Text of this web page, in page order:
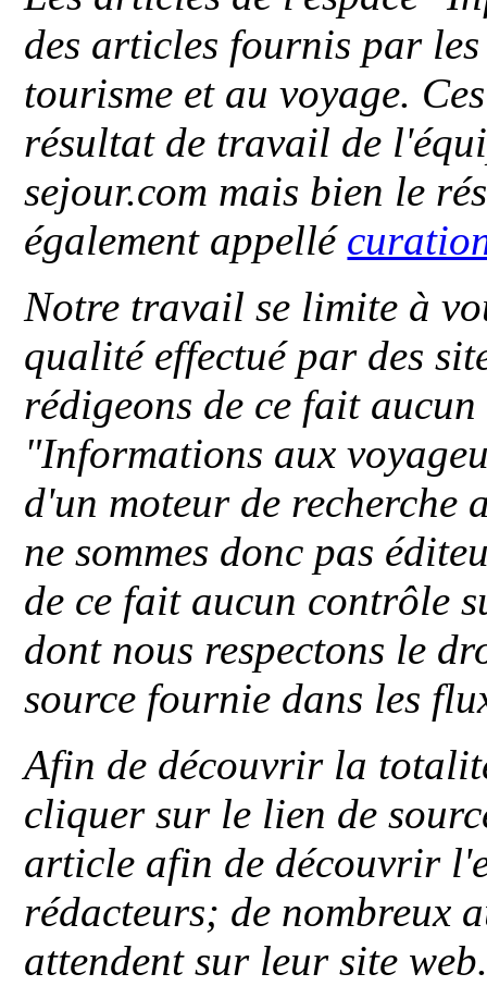
des articles fournis par
tourisme et au voyage.
résultat de travail de
sejour.com mais bien le
également appellé
Notre travail se limite à
qualité effectué par des
rédigeons de ce fait
"Informations aux
d'un moteur de recherche
ne sommes donc pas
de ce fait aucun contrôle
dont nous respectons le
source fournie dans les
Afin de découvrir la
cliquer sur le lien de
article afin de découvrir
rédacteurs; de nombreux
attendent sur leur site